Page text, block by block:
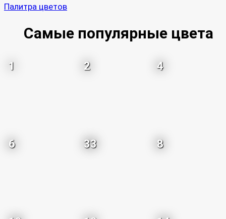
Палитра цветов
Самые популярные цвета
1 2 4
6 33 8